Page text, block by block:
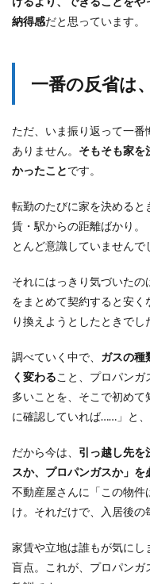
納得感だと思っています。
一番の反省は
ただ、いま振り返って一
ありません。 そもそも家を
かったことです。
転勤のたびに家を決める
賃・駅からの距離ばかり
とんど意識していませんで
それにはっきり気づいた
をまとめて契約すると安
り換えようとしたときでし
調べていく中で、 ガスの種
く変わること、プロパン
多いことを、そこで初め
に確認していれば……」と
だから今は、 引っ越し先を
スか、プロパンガスか」を
不動産屋さんに「この物
け。それだけで、入居後の
家賃や立地は誰もが気に
盲点。これが、プロパン